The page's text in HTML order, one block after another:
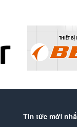
Tin tức mới